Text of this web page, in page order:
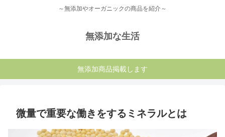
～無添加やオーガニックの商品を紹介～
無添加な生活
無添加商品掲載します
微量で重要な働きをするミネラルとは